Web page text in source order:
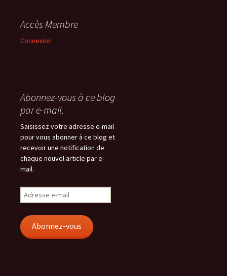
Accès Membre
Connexion
Abonnez-vous à ce blog
par e-mail.
Saisissez votre adresse e-mail
pour vous abonner à ce blog et
recevoir une notification de
chaque nouvel article par e-
mail.
Adresse
e-
Abonnez-vous